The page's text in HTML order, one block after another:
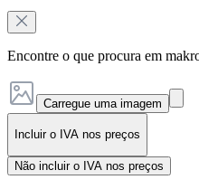
Encontre o que procura em
Carregue uma imagem
Incluir o IVA nos preços
Não incluir o IVA nos preços